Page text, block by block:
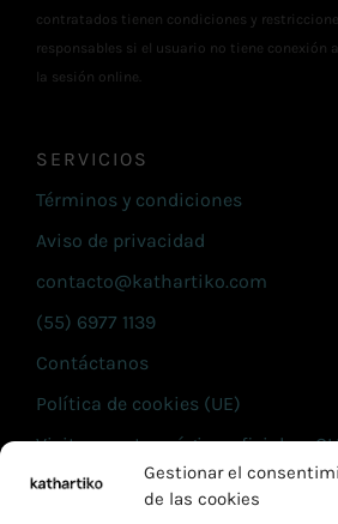
Gestionar el
de las cookies
contratados tienen condiciones y
responsables si el usuario no tiene conexión
la sesión online.
SERVICIOS
Términos y condiciones
Aviso de privacidad
contacto@kathartiko.com
(55) 6977 1139
Contáctanos
Política de cookies (UE)
Visita nuestra página oficial en
INFORMACIÓN